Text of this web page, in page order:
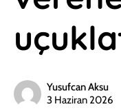
Yusufcan Aksu
3 Haziran 2026